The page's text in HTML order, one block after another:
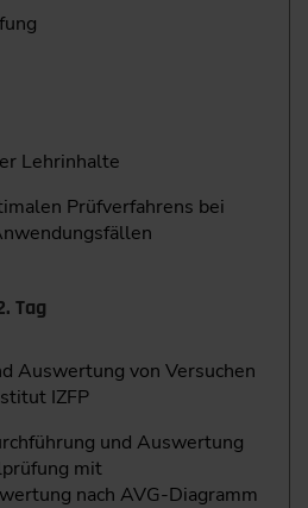
Lehrinhalte
Prüfverfahrens bei
Tag
Auswertung von Versuchen
IZFP
und Auswertung
mit
nach AVG-Diagramm